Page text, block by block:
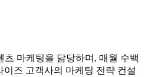
마케팅을 담당하며, 매월 수백
즈 고객사의 마케팅 전략 컨설